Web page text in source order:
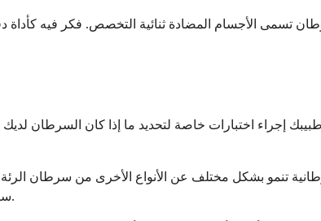
تسمى الأجسام المضادة ثنائية التخصص. فكر فيه كأداة
سيشرح لك طبيب الأورام ما إذا كان نوع السرطان المحدد لديك يتوافق مع ما يمكن لهذا الدواء علاجه.